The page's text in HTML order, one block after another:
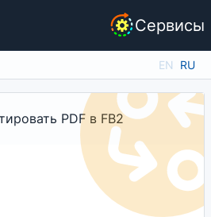
Сервисы
EN RU
PDF в FB2